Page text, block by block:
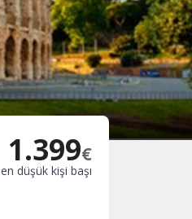
1.399€
en düşük kişi başı